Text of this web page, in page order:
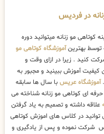
در فردیس
مو زنانه میتوانید دوره
توسط بهترینآموزشگاه کوتاهی مو
کنید . زیرا در ازای وقت و
کیفیت آموزش ببینید و مجبور به
آموزشگاه عریس با سال ها سابقه
ای کوتاهی مو زنانه شناخته می
علاقه داشته و تصمیم به یاد گرفتن
توانید در کلاس های اموزش کوتاهی
شرکت نموده و پس از یادگیری و